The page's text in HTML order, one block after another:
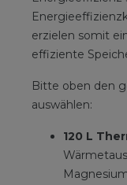
erzielen somit
effiziente
Bitte oben den
auswählen:
120 L